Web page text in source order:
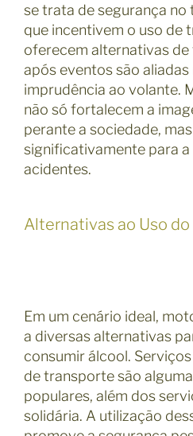
se trata de segurança no
que incentivem o uso de
oferecem alternativas
após eventos são
imprudência ao volante.
não só fortalecem a
perante a sociedade,
significativamente para
acidentes.
Alternativas ao Uso
Em um cenário ideal,
a diversas alternativas
consumir álcool.
de transporte são
populares, além dos
solidária. A utilização